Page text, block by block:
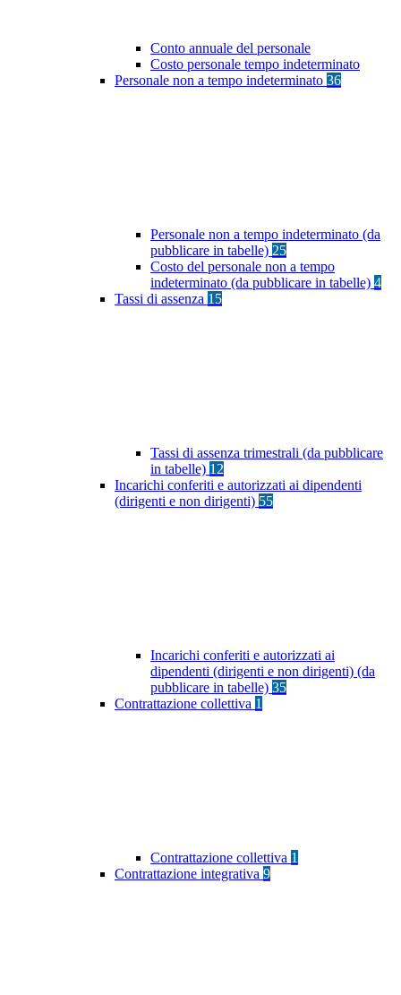
Conto annuale del personale
Costo personale tempo indeterminato
Personale non a tempo indeterminato 36
Personale non a tempo indeterminato (da
pubblicare in tabelle) 25
Costo del personale non a tempo
indeterminato (da pubblicare in tabelle) 4
Tassi di assenza 15
Tassi di assenza trimestrali (da pubblicare
in tabelle) 12
Incarichi conferiti e autorizzati ai dipendenti
(dirigenti e non dirigenti) 55
Incarichi conferiti e autorizzati ai
dipendenti (dirigenti e non dirigenti) (da
pubblicare in tabelle) 35
Contrattazione collettiva 1
Contrattazione collettiva 1
Contrattazione integrativa 9